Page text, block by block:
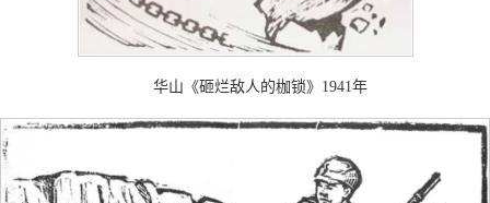
华山《砸烂敌人的枷锁》1941年